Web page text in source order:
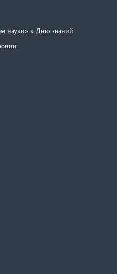
науки» к Дню знаний